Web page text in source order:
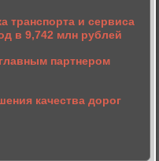
транспорта и сервиса
в 9,742 млн рублей
партнером
качества дорог